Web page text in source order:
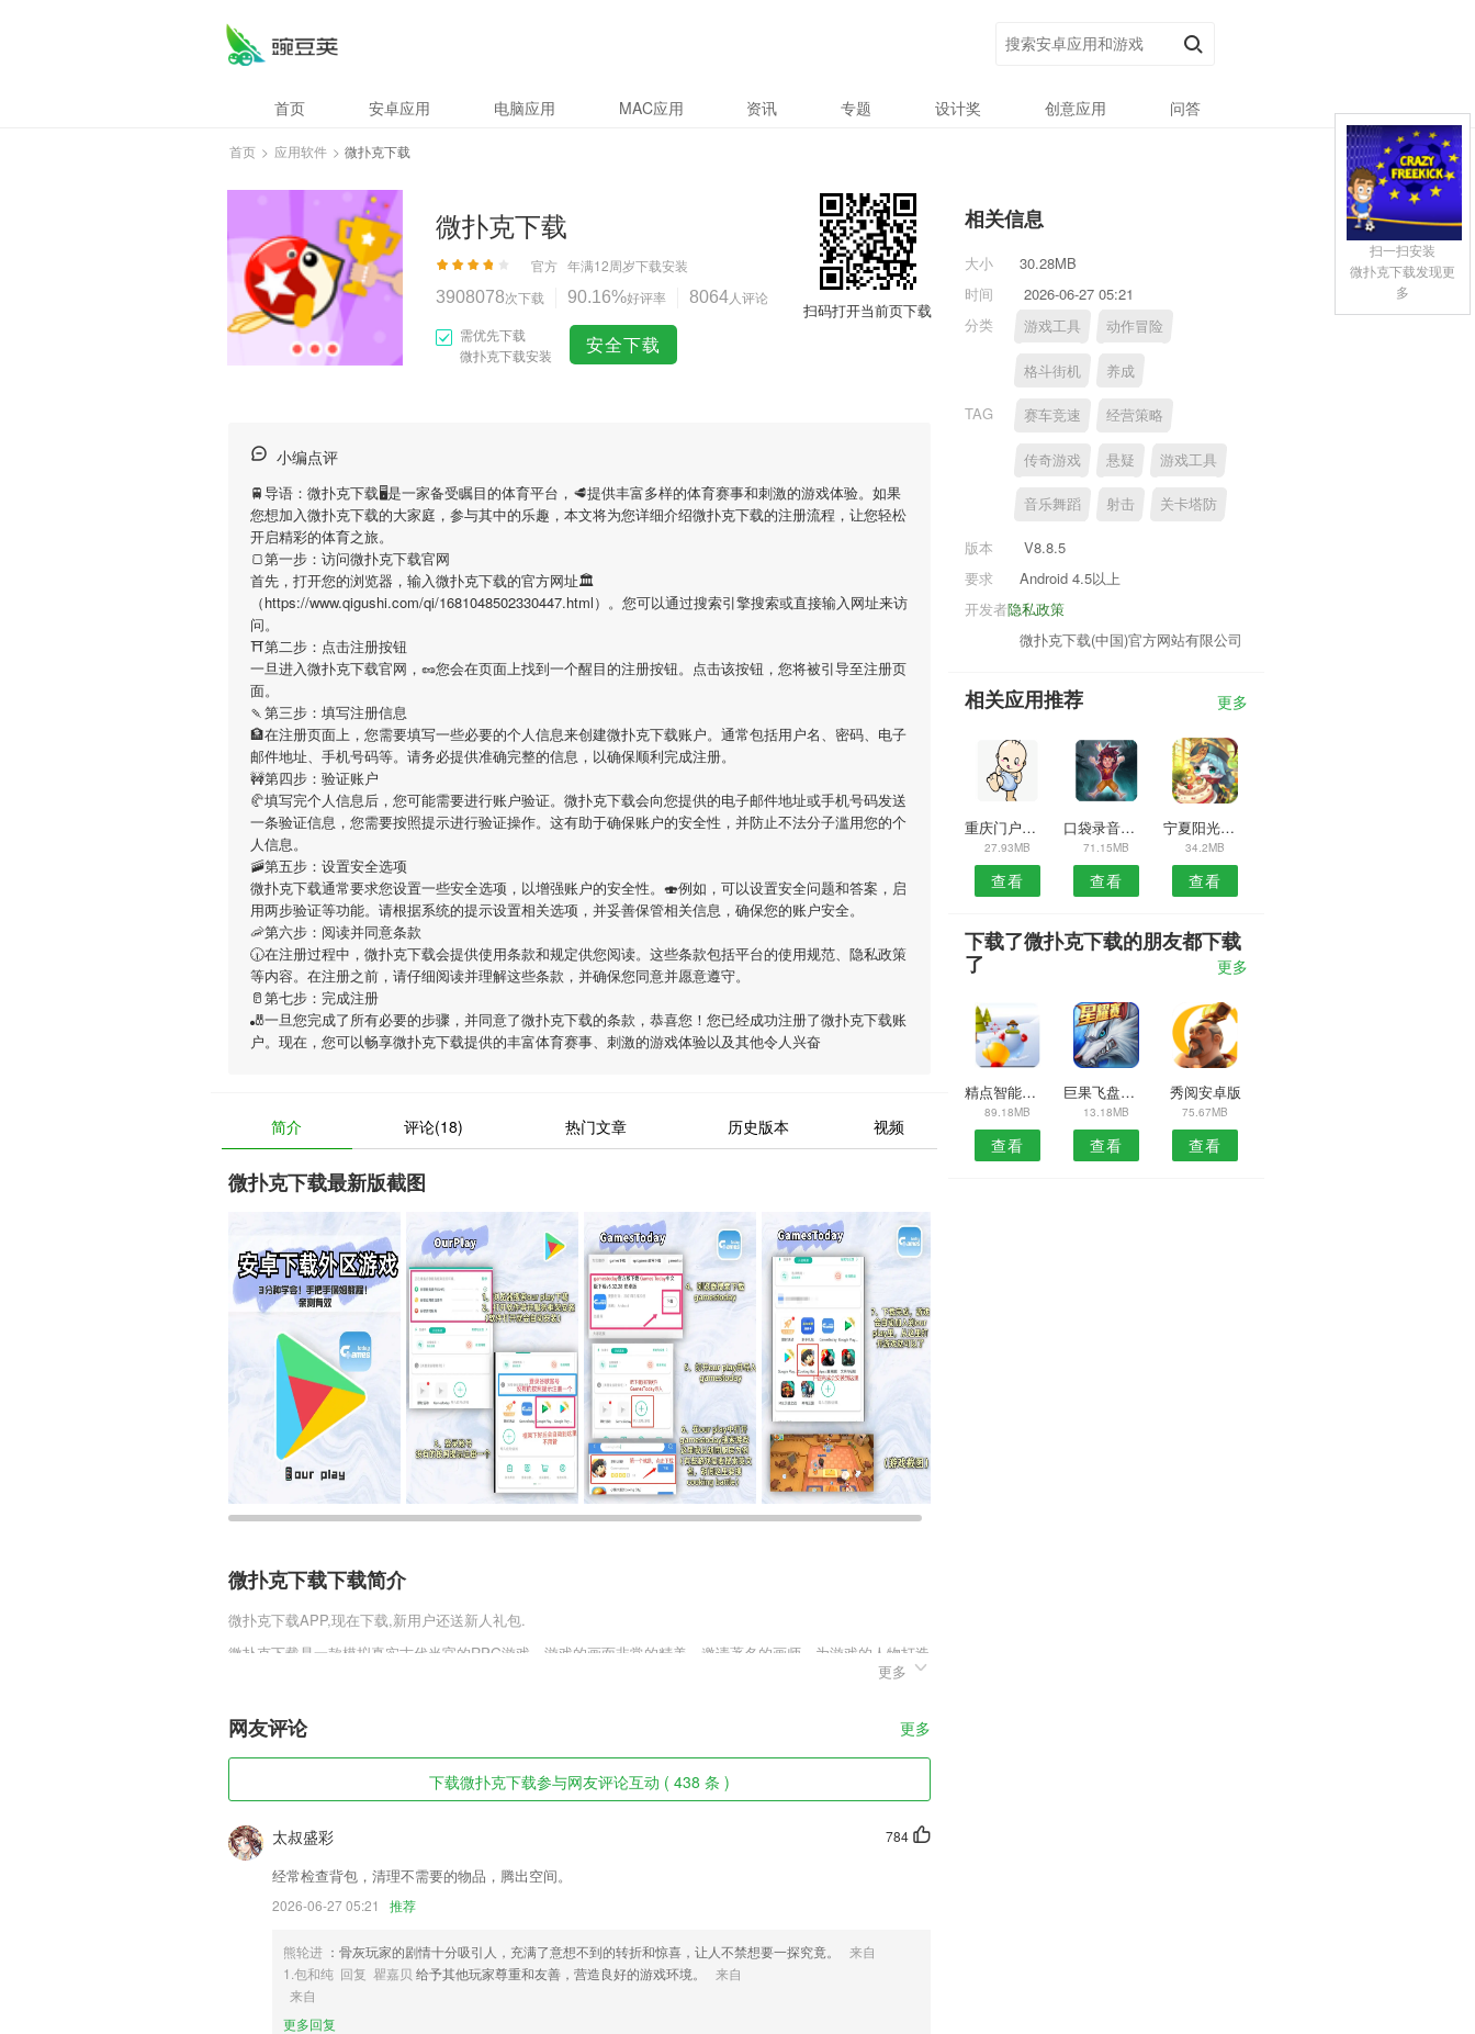
首页 安卓应用 电脑应用 MAC应用 资讯 专题 设计奖 创意应用 问答
首页 > 应用软件 > 微扑克下载
微扑克下载
官方 年满12周岁下载安装
3908078次下载 90.16%好评率 8064人评论
需优先下载
微扑克下载安装
安全下载
扫码打开当前页下载
小编点评
🚆导语： 微扑克下载🖥是一家备受瞩目的体育平台，🥩提供丰富多样的体育赛事和刺激的游戏体验。如果
您想加入微扑克下载的大家庭，参与其中的乐趣，本文将为您详细介绍微扑克下载的注册流程，让您轻松
开启精彩的体育之旅。
🍞第一步：访问微扑克下载官网
首先，打开您的浏览器，输入微扑克下载的官方网址🏛
（https://www.qigushi.com/qi/1681048502330447.html）。您可以通过搜索引擎搜索或直接输入网址来访
问。
⛩第二步：点击注册按钮
一旦进入微扑克下载官网，🥜您会在页面上找到一个醒目的注册按钮。点击该按钮，您将被引导至注册页
面。
🍡第三步：填写注册信息
🏦在注册页面上，您需要填写一些必要的个人信息来创建微扑克下载账户。通常包括用户名、密码、电子
邮件地址、手机号码等。请务必提供准确完整的信息，以确保顺利完成注册。
🚧第四步：验证账户
🥐填写完个人信息后，您可能需要进行账户验证。 微扑克下载会向您提供的电子邮件地址或手机号码发送
一条验证信息，您需要按照提示进行验证操作。这有助于确保账户的安全性，并防止不法分子滥用您的个
人信息。
🚠第五步：设置安全选项
微扑克下载通常要求您设置一些安全选项，以增强账户的安全性。🍣例如，可以设置安全问题和答案，启
用两步验证等功能。请根据系统的提示设置相关选项，并妥善保管相关信息，确保您的账户安全。
🦐第六步：阅读并同意条款
🕡在注册过程中， 微扑克下载会提供使用条款和规定供您阅读。这些条款包括平台的使用规范、隐私政策
等内容。在注册之前，请仔细阅读并理解这些条款，并确保您同意并愿意遵守。
🥛第七步：完成注册
🎳一旦您完成了所有必要的步骤，并同意了微扑克下载的条款，恭喜您！您已经成功注册了微扑克下载账
户。现在，您可以畅享微扑克下载提供的丰富体育赛事、刺激的游戏体验以及其他令人兴奋
简介 评论(18) 热门文章 历史版本 视频
微扑克下载最新版截图
微扑克下载下载简介
微扑克下载APP,现在下载,新用户还送新人礼包.
微扑克下载是一款模拟真实古代当官的RPG游戏，游戏的画面非常的精美，邀请著名的画师，为游戏的人物打造
了不同的立体形象，玩家将会送一个九品官员做起，通过自己的你离一步步的走向人生的巅峰，玄机游戏首发版
微扑克下载软件特色
2,汇集各大阅读平台排行榜数据，帮助读者省心快速找到最热门的那一本；
3,题量丰富,做题方便
4,【经纪人职业社交圈】
鲜内容。
6,任务指派，实践才是硬道理；
微扑克下载软件优势
更多
网友评论 更多
下载微扑克下载参与网友评论互动 ( 438 条 )
784
太叔盛彩
经常检查背包，清理不需要的物品，腾出空间。
2026-06-27 05:21 推荐
熊轮进 ：骨灰玩家的剧情十分吸引人，充满了意想不到的转折和惊喜，让人不禁想要一探究竟。
来自
1.包和纯 回复 瞿嘉贝 给予其他玩家尊重和友善，营造良好的游戏环境。
来自
来自
更多回复
相关信息
大小
30.28MB
时间
2026-06-27 05:21
分类
游戏工具 动作冒险
格斗街机 养成
TAG 赛车竞速 经营策略
传奇游戏 悬疑 游戏工具
音乐舞蹈 射击 关卡塔防
版本
V8.8.5
要求
Android 4.5以上
隐私政策
开发者
微扑克下载(中国)官方网站有限公司
相关应用推荐 更多
重庆门户安卓版
27.93MB
查看
口袋录音专家安卓版
71.15MB
查看
宁夏阳光食品APP
34.2MB
查看
下载了微扑克下载的朋友都下载
了
更多
精点智能安卓版
89.18MB
查看
巨果飞盘安卓版
13.18MB
查看
秀阅安卓版
75.67MB
查看
扫一扫安装
微扑克下载发现更
多